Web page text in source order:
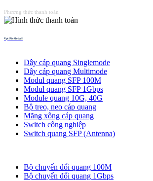
Phương thức thanh toán
Vợt Pickleball
Dây cáp quang Singlemode
Dây cáp quang Multimode
Modul quang SFP 100M
Modul quang SFP 1Gbps
Module quang 10G, 40G
Bộ treo, neo cáp quang
Măng xông cáp quang
Switch công nghiệp
Switch quang SFP (Antenna)
Bộ chuyển đổi quang 100M
Bộ chuyển đổi quang 1Gbps